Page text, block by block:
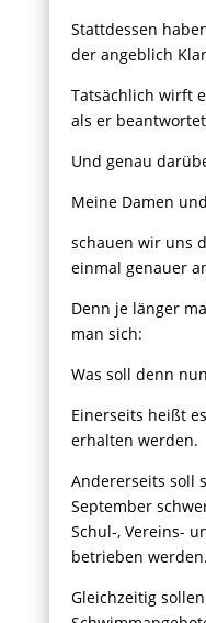
Stattdessen
der angeblich
Tatsächlich wirft
als er
Und genau
Meine Damen
schauen wir uns
einmal genauer
Denn je länger
man sich:
Was soll denn
Einerseits heißt
erhalten werden.
Andererseits soll
September
Schul-, Vereins-
betrieben werden.
Gleichzeitig